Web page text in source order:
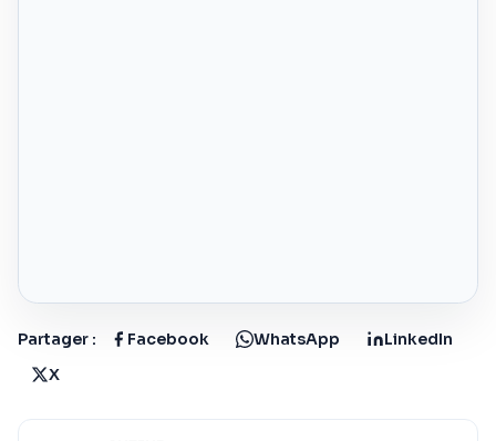
Partager : Facebook WhatsApp
LinkedIn
X